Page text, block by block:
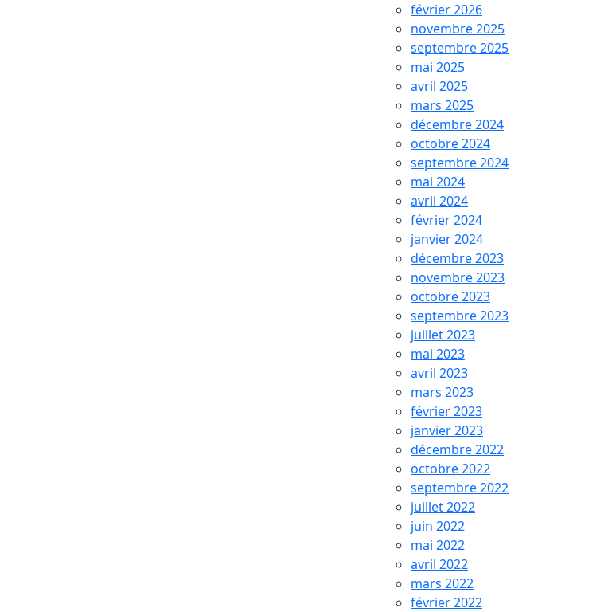
février 2026
novembre 2025
septembre 2025
mai 2025
avril 2025
mars 2025
décembre 2024
octobre 2024
septembre 2024
mai 2024
avril 2024
février 2024
janvier 2024
décembre 2023
novembre 2023
octobre 2023
septembre 2023
juillet 2023
mai 2023
avril 2023
mars 2023
février 2023
janvier 2023
décembre 2022
octobre 2022
septembre 2022
juillet 2022
juin 2022
mai 2022
avril 2022
mars 2022
février 2022